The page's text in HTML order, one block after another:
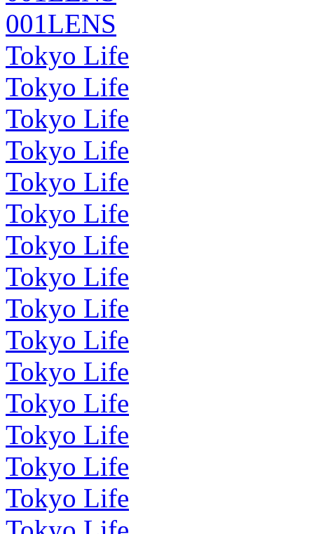
001LENS
Tokyo Life
Tokyo Life
Tokyo Life
Tokyo Life
Tokyo Life
Tokyo Life
Tokyo Life
Tokyo Life
Tokyo Life
Tokyo Life
Tokyo Life
Tokyo Life
Tokyo Life
Tokyo Life
Tokyo Life